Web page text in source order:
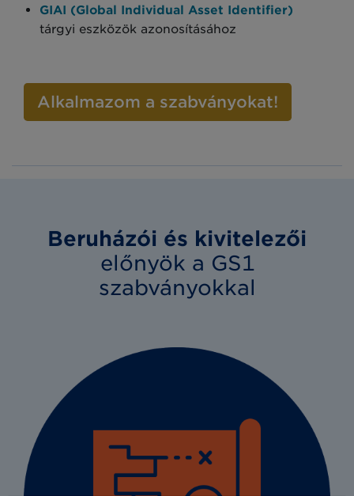
GIAI (Global Individual Asset Identifier)
tárgyi eszközök azonosításához
Alkalmazom a szabványokat!
Beruházói és kivitelezői
előnyök a GS1
szabványokkal